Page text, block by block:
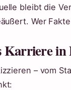
bleibt die
Wer
Karriere in
– vom